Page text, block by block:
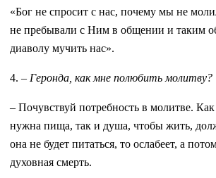
«Бог не спросит с нас, почему мы не
не пребывали с Ним в общении и таким
диаволу мучить нас».
4. – Геронда, как мне полюбить молитву?
– Почувствуй потребность в молитве.
нужна пища, так и душа, чтобы жить,
она не будет питаться, то ослабеет, а
духовная смерть.